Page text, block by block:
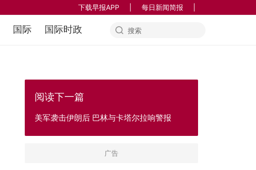
下载早报APP 每日新闻简报
国际 国际时政
阅读下一篇
美军袭击伊朗后 巴林与卡塔尔拉响警报